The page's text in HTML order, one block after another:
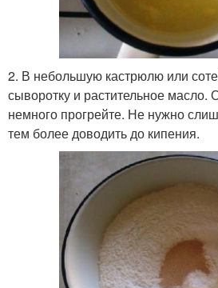
2. В небольшую кастрюлю или
сыворотку и растительное масло.
немного прогрейте. Не нужно
тем более доводить до кипения.